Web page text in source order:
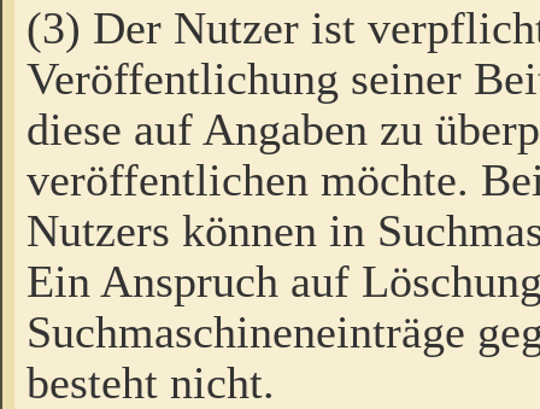
(3) Der Nutzer ist
Veröffentlichung seiner
diese auf Angaben zu
veröffentlichen möchte.
Nutzers können in
Ein Anspruch auf
Suchmaschineneinträge
besteht nicht.